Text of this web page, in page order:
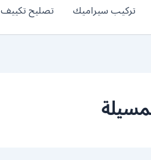
تركيب سيراميك تصليح تكييف